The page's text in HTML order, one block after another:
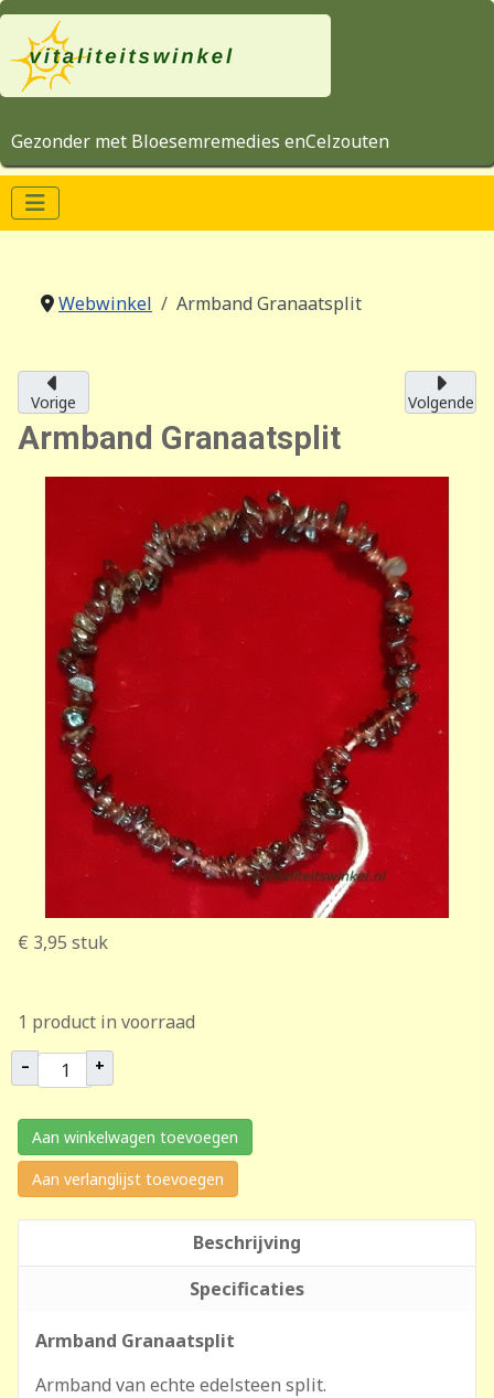
Gezonder met Bloesemremedies enCelzouten
Webwinkel Armband Granaatsplit
Vorige Volgende
Armband Granaatsplit
€ 3,95 stuk
1 product in voorraad
– +
Aan winkelwagen toevoegen
Aan verlanglijst toevoegen
Beschrijving
Specificaties
Armband Granaatsplit
Armband van echte edelsteen split.